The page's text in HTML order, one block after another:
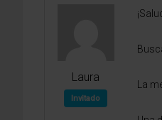
Laura
Invitado
La